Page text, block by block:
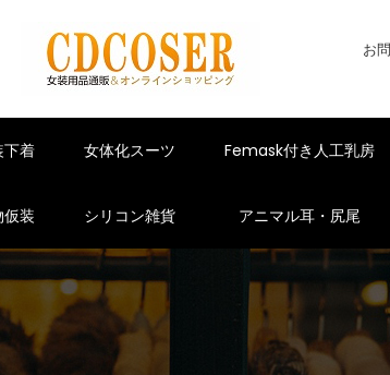
お
下着 女体化スーツ Femask付き人工乳房
装 シリコン雑貨 アニマル耳・尻尾